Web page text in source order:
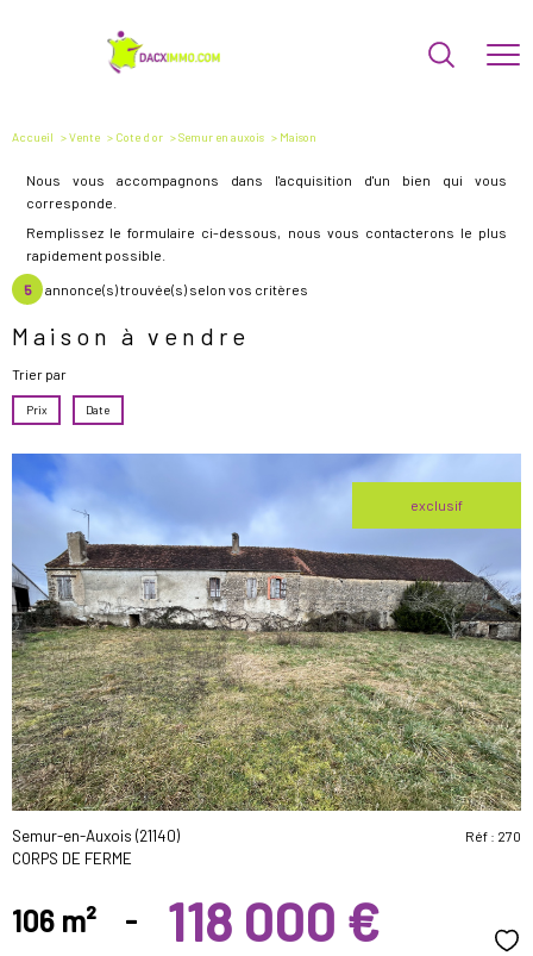
Accueil Vente Cote d or Semur en auxois Maison
Nous vous accompagnons dans l'acquisition d'un bien qui vous
corresponde.
Remplissez le formulaire ci-dessous, nous vous contacterons le plus
rapidement possible.
5 annonce(s) trouvée(s) selon vos critères
Maison à vendre
Trier par
Prix Date
exclusif
voir le
bien
Semur-en-Auxois (21140)
CORPS DE FERME
Réf : 270
106 m² - 118 000 €